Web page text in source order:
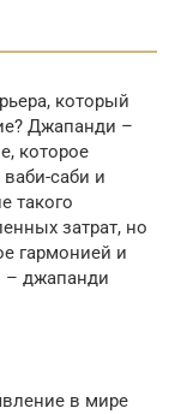
который
Джапанди –
которое
саби и
такого
затрат, но
гармонией и
– джапанди
в мире